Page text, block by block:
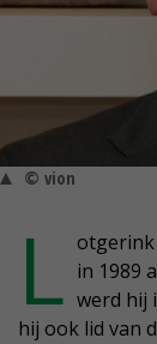
© vion
L otgerink
in 1989
werd hij
hij ook lid van